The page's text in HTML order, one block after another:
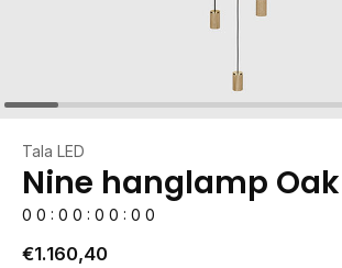
Tala LED
Nine hanglamp Oak
0 0 : 0 0 : 0 0 : 0 0
€1.160,40